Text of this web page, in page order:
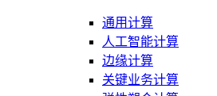
通用计算
人工智能计算
边缘计算
关键业务计算